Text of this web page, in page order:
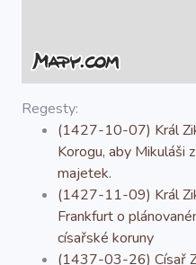
Regesty:
(1427-10-07) Král
Korogu, aby Mikuláši
majetek.
(1427-11-09) Král
Frankfurt o
císařské koruny
(1437-03-26) Císař